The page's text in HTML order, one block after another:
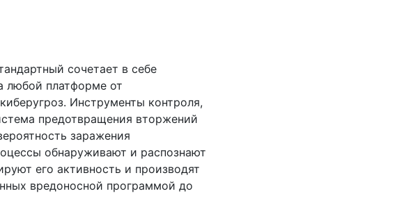
сочетает в себе
любой платформе от
Инструменты контроля,
предотвращения вторжений
заражения
обнаруживают и распознают
его активность и производят
вредоносной программой до